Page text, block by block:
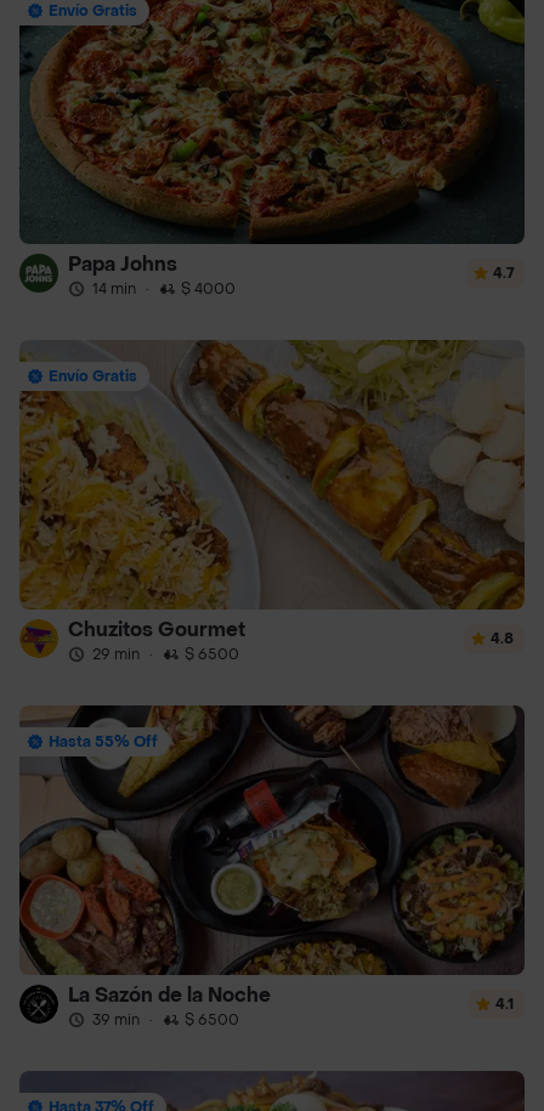
Envío Gratis
Papa Johns
14 min · $ 4000
4.7
Envío Gratis
Chuzitos Gourmet
29 min · $ 6500
4.8
Hasta 55% Off
La Sazón de la Noche
39 min · $ 6500
4.1